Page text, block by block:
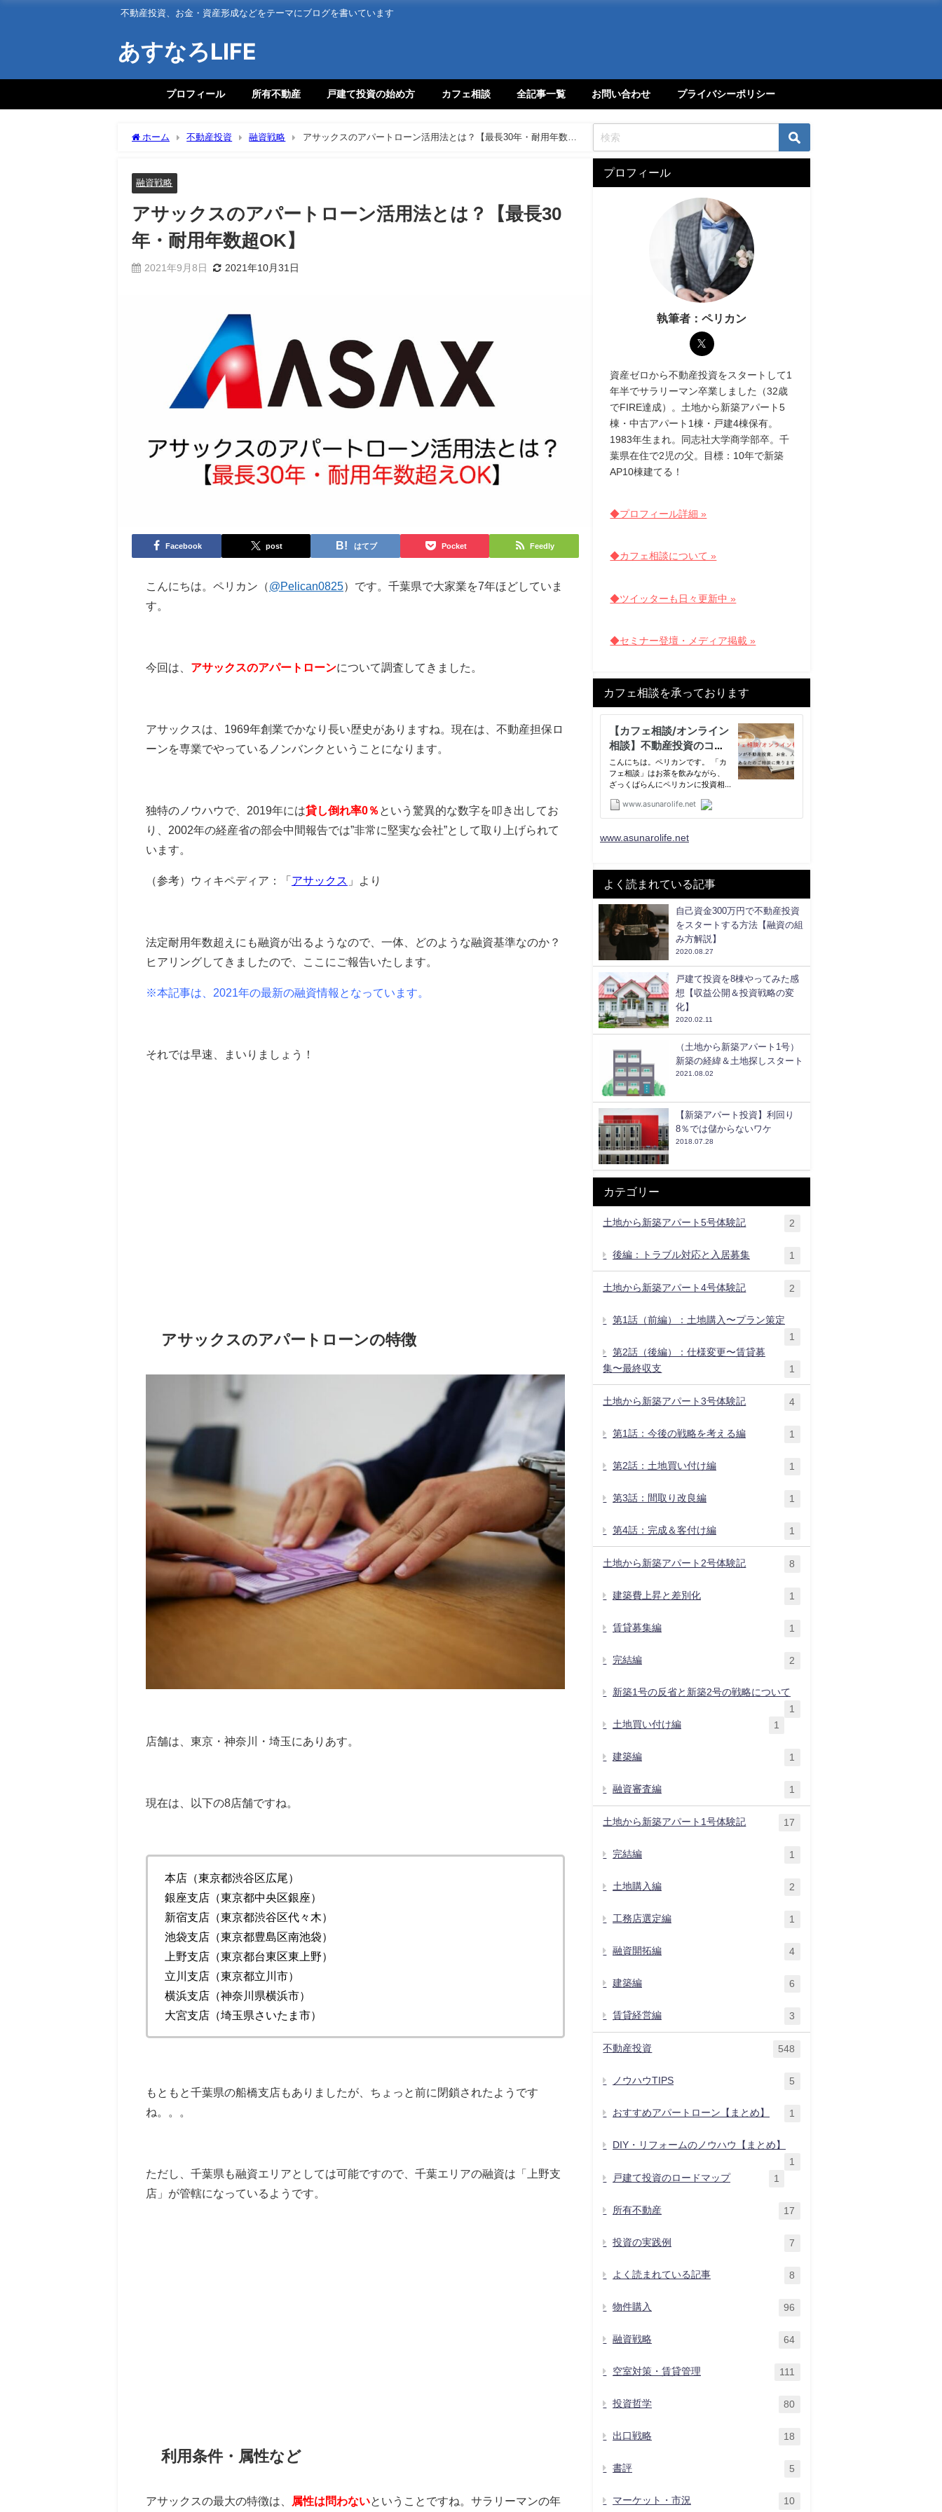
不動産投資、お金・資産形成などをテーマにブログを書いています
あすなろLIFE
プロフィール 所有不動産 戸建て投資の始め方 カフェ相談 全記事一覧 お問い合わせ プライバシーポリシー
ホーム 不動産投資 融資戦略
アサックスのアパートローン活用法とは？【最長30年・耐用年数超
融資戦略
アサックスのアパートローン活用法とは？【最長30
年・耐用年数超OK】
2021年9月8日 2021年10月31日
Facebook post はてブ Pocket Feedly
こんにちは。ペリカン（@Pelican0825）です。千葉県で大家業を7年ほどしていま
す。
今回は、 アサックスのアパートローンについて調査してきました。
アサックスは、1969年創業でかなり長い歴史がありますね。現在は、不動産担保ロ
ーンを専業でやっているノンバンクということになります。
独特のノウハウで、2019年には貸し倒れ率0％ という驚異的な数字を叩き出してお
り、2002年の経産省の部会中間報告では”非常に堅実な会社”として取り上げられて
います。
（参考）ウィキペディア：「 アサックス 」より
法定耐用年数超えにも融資が出るようなので、一体、どのような融資基準なのか？
ヒアリングしてきましたので、ここにご報告いたします。
※本記事は、2021年の最新の融資情報となっています。
それでは早速、まいりましょう！
アサックスのアパートローンの特徴
店舗は、東京・神奈川・埼玉にありあす。
現在は、以下の8店舗ですね。
本店（東京都渋谷区広尾）
銀座支店（東京都中央区銀座）
新宿支店（東京都渋谷区代々木）
池袋支店（東京都豊島区南池袋）
上野支店（東京都台東区東上野）
立川支店（東京都立川市）
横浜支店（神奈川県横浜市）
大宮支店（埼玉県さいたま市）
もともと千葉県の船橋支店もありましたが、ちょっと前に閉鎖されたようです
ね。。。
ただし、千葉県も融資エリアとしては可能ですので、千葉エリアの融資は「上野支
店」が管轄になっているようです。
利用条件・属性など
アサックスの最大の特徴は、 属性は問わないということですね。サラリーマンの年
プロフィール
執筆者：ペリカン
資産ゼロから不動産投資をスタートして1
年半でサラリーマン卒業しました（32歳
でFIRE達成）。土地から新築アパート5
棟・中古アパート1棟・戸建4棟保有。
1983年生まれ。同志社大学商学部卒。千
葉県在住で2児の父。目標：10年で新築
AP10棟建てる！
◆プロフィール詳細 »
◆カフェ相談について »
◆ツイッターも日々更新中 »
◆セミナー登壇・メディア掲載 »
カフェ相談を承っております
www.asunarolife.net
よく読まれている記事
自己資金300万円で不動産投資
をスタートする方法【融資の組
み方解説】
2020.08.27
戸建て投資を8棟やってみた感
想【収益公開＆投資戦略の変
化】
2020.02.11
（土地から新築アパート1号）
新築の経緯＆土地探しスタート
2021.08.02
【新築アパート投資】利回り
8％では儲からないワケ
2018.07.28
カテゴリー
土地から新築アパート5号体験記 2
後編：トラブル対応と入居募集 1
土地から新築アパート4号体験記 2
第1話（前編）：土地購入〜プラン策定
1
第2話（後編）：仕様変更〜賃貸募
集〜最終収支
1
土地から新築アパート3号体験記 4
第1話：今後の戦略を考える編 1
第2話：土地買い付け編 1
第3話：間取り改良編 1
第4話：完成＆客付け編 1
土地から新築アパート2号体験記 8
建築費上昇と差別化 1
賃貸募集編 1
完結編 2
新築1号の反省と新築2号の戦略について
1
土地買い付け編
1
建築編 1
融資審査編 1
土地から新築アパート1号体験記 17
完結編 1
土地購入編 2
工務店選定編 1
融資開拓編 4
建築編 6
賃貸経営編 3
不動産投資 548
ノウハウTIPS 5
おすすめアパートローン【まとめ】 1
DIY・リフォームのノウハウ【まとめ】
1
戸建て投資のロードマップ
1
所有不動産 17
投資の実践例 7
よく読まれている記事 8
物件購入 96
融資戦略 64
空室対策・賃貸管理 111
投資哲学 80
出口戦略 18
書評 5
マーケット・市況 10